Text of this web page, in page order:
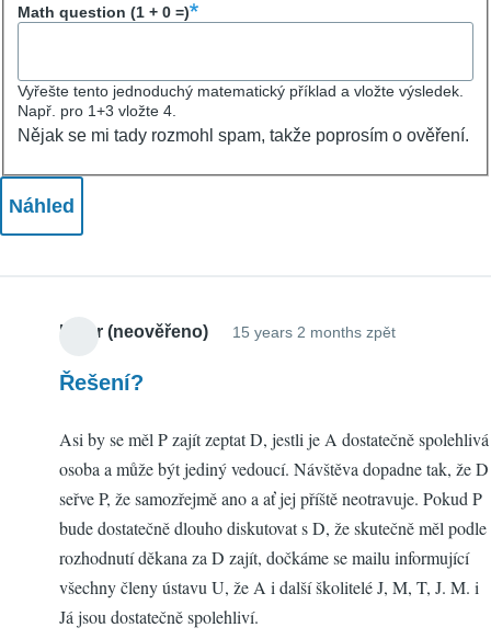
Math question (1 + 0 =)
Vyřešte tento jednoduchý matematický příklad a vložte výsledek.
Např. pro 1+3 vložte 4.
Nějak se mi tady rozmohl spam, takže poprosím o ověření.
Libor (neověřeno) 15 years 2 months zpět
Řešení?
Asi by se měl P zajít zeptat D, jestli je A dostatečně spolehlivá
osoba a může být jediný vedoucí. Návštěva dopadne tak, že D
seřve P, že samozřejmě ano a ať jej příště neotravuje. Pokud P
bude dostatečně dlouho diskutovat s D, že skutečně měl podle
rozhodnutí děkana za D zajít, dočkáme se mailu informující
všechny členy ústavu U, že A i další školitelé J, M, T, J. M. i
Já jsou dostatečně spolehliví.